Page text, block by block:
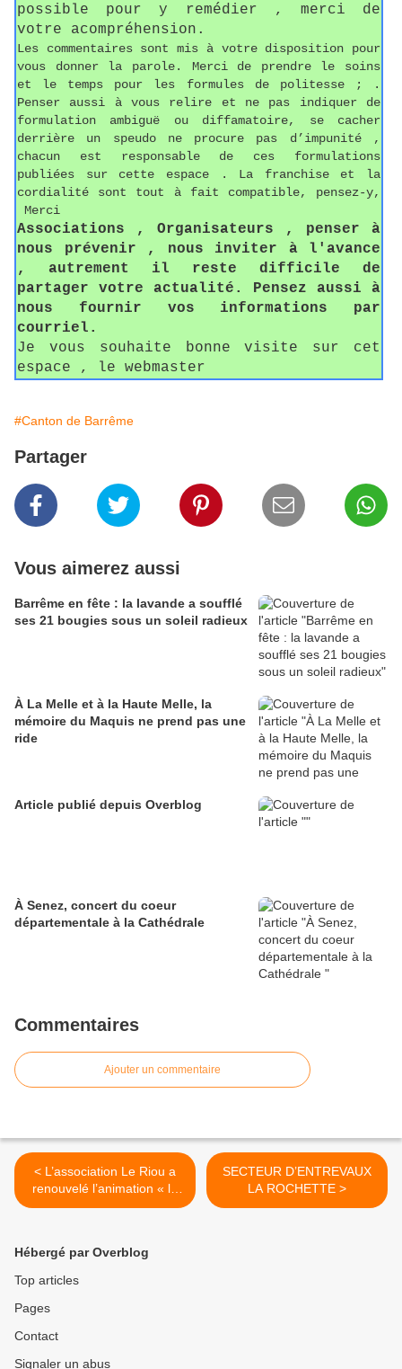
possible pour y remédier , merci de
votre acompréhension.
Les commentaires sont mis à votre disposition pour
vous donner la parole. Merci de prendre le soins
et le temps pour les formules de politesse ; .
Penser aussi à vous relire et ne pas indiquer de
formulation ambiguë ou diffamatoire, se cacher
derrière un speudo ne procure pas d’impunité ,
chacun est responsable de ces formulations
publiées sur cette espace . La franchise et la
cordialité sont tout à fait compatible, pensez-y,
Merci
Associations , Organisateurs , penser à
nous prévenir , nous inviter à l'avance
, autrement il reste difficile de
partager votre actualité. Pensez aussi à
nous fournir vos informations par
courriel.
Je vous souhaite bonne visite sur cet
espace , le webmaster
#Canton de Barrême
Partager
Vous aimerez aussi
Barrême en fête : la lavande a soufflé
ses 21 bougies sous un soleil radieux
À La Melle et à la Haute Melle, la
mémoire du Maquis ne prend pas une
ride
Article publié depuis Overblog
À Senez, concert du coeur
départementale à la Cathédrale
Commentaires
Ajouter un commentaire
< L’association Le Riou a
renouvelé l’animation « la
fête des voisins » en 2016 .
SECTEUR D’ENTREVAUX
LA ROCHETTE >
Hébergé par Overblog
Top articles
Pages
Contact
Signaler un abus